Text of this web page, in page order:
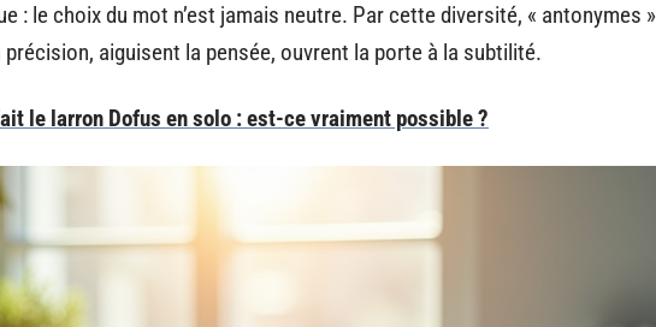
: le choix du mot n’est jamais neutre. Par cette diversité, « antonymes »
aiguisent la pensée, ouvrent la porte à la subtilité.
le larron Dofus en solo : est-ce vraiment possible ?